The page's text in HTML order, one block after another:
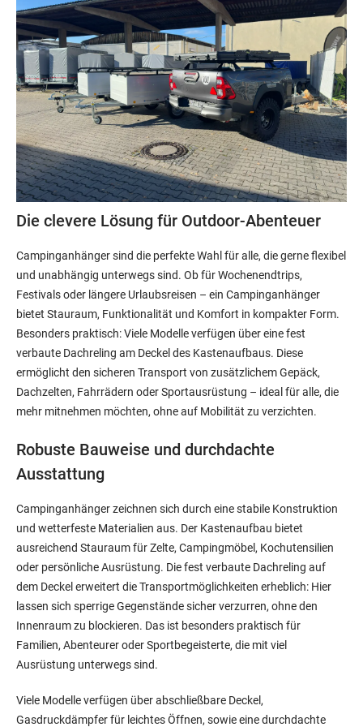
Die clevere Lösung für Outdoor-Abenteuer
Campinganhänger sind die perfekte Wahl für alle, die gerne flexibel
und unabhängig unterwegs sind. Ob für Wochenendtrips,
Festivals oder längere Urlaubsreisen – ein Campinganhänger
bietet Stauraum, Funktionalität und Komfort in kompakter Form.
Besonders praktisch: Viele Modelle verfügen über eine fest
verbaute Dachreling am Deckel des Kastenaufbaus. Diese
ermöglicht den sicheren Transport von zusätzlichem Gepäck,
Dachzelten, Fahrrädern oder Sportausrüstung – ideal für alle, die
mehr mitnehmen möchten, ohne auf Mobilität zu verzichten.
Robuste Bauweise und durchdachte
Ausstattung
Campinganhänger zeichnen sich durch eine stabile Konstruktion
und wetterfeste Materialien aus. Der Kastenaufbau bietet
ausreichend Stauraum für Zelte, Campingmöbel, Kochutensilien
oder persönliche Ausrüstung. Die fest verbaute Dachreling auf
dem Deckel erweitert die Transportmöglichkeiten erheblich: Hier
lassen sich sperrige Gegenstände sicher verzurren, ohne den
Innenraum zu blockieren. Das ist besonders praktisch für
Familien, Abenteurer oder Sportbegeisterte, die mit viel
Ausrüstung unterwegs sind.
Viele Modelle verfügen über abschließbare Deckel,
Gasdruckdämpfer für leichtes Öffnen, sowie eine durchdachte